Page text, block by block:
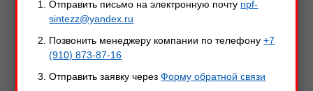
Отправить письмо на электронную почту npf-
sintezz@yandex.ru
Позвонить менеджеру компании по телефону+7
(910) 873-87-16
Отправить заявку черезФорму обратной связи